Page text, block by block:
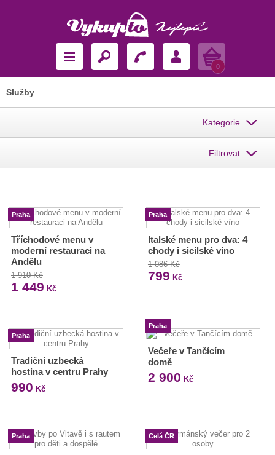
Košík
0
Služby
Kategorie
Filtrovat
Praha
Tříchodové menu v
moderní restauraci na
Andělu
1 910 Kč
1 449 Kč
Praha
Italské menu pro dva: 4
chody i sicilské víno
1 086 Kč
799 Kč
Praha
Tradiční uzbecká
hostina v centru Prahy
990 Kč
Praha
Večeře v Tančícím
domě
2 900 Kč
Praha Celá ČR